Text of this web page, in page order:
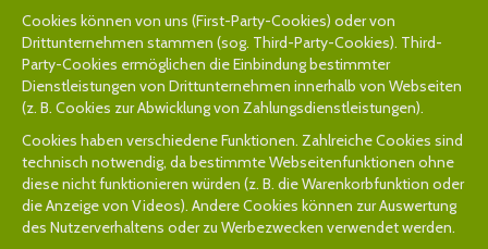
Cookies können von uns (First-Party-Cookies) oder von
Drittunternehmen stammen (sog. Third-Party-Cookies). Third-
Party-Cookies ermöglichen die Einbindung bestimmter
Dienstleistungen von Drittunternehmen innerhalb von Webseiten
(z. B. Cookies zur Abwicklung von Zahlungsdienstleistungen).
Cookies haben verschiedene Funktionen. Zahlreiche Cookies sind
technisch notwendig, da bestimmte Webseitenfunktionen ohne
diese nicht funktionieren würden (z. B. die Warenkorbfunktion oder
die Anzeige von Videos). Andere Cookies können zur Auswertung
des Nutzerverhaltens oder zu Werbezwecken verwendet werden.